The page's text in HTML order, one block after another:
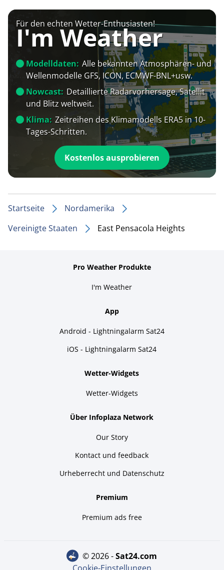
Für den echten Wetter-Enthusiasten!
I'm Weather
Modelldaten: Alle bekannten Atmosphären- und
Wellenmodelle GFS, ICON, ECMWF-BNL+usw.
Nowcast: Detaillierte Radarvorhersage, Satellit
und Blitz weltweit.
Klima: Zeitreihen des Klimamodells ERA5 in 10-
Tages-Schritten.
Kostenlos ausprobieren
Startseite
Nordamerika
Vereinigte Staaten
East Pensacola Heights
Pro Weather Produkte
I'm Weather
App
Android - Lightningalarm Sat24
iOS - Lightningalarm Sat24
Wetter-Widgets
Wetter-Widgets
Über Infoplaza Network
Our Story
Kontact und feedback
Urheberrecht und Datenschutz
Premium
Premium ads free
© 2026 - sat24.com